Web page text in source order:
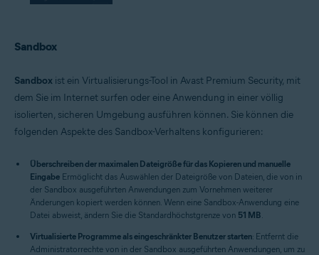
Sandbox
Sandbox ist ein Virtualisierungs-Tool in Avast Premium Security, mit
dem Sie im Internet surfen oder eine Anwendung in einer völlig
isolierten, sicheren Umgebung ausführen können. Sie können die
folgenden Aspekte des Sandbox-Verhaltens konfigurieren:
Überschreiben der maximalen Dateigröße für das Kopieren und manuelle
Eingabe Ermöglicht das Auswählen der Dateigröße von Dateien, die von in
der Sandbox ausgeführten Anwendungen zum Vornehmen weiterer
Änderungen kopiert werden können. Wenn eine Sandbox-Anwendung eine
Datei abweist, ändern Sie die Standardhöchstgrenze von 51 MB
Virtualisierte Programme als eingeschränkter Benutzer starten: Entfernt die
Administratorrechte von in der Sandbox ausgeführten Anwendungen, um zu